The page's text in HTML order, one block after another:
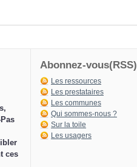
ces
Abonnez-vous(RSS)
Les ressources
Les prestataires
Les communes
Qui sommes-nous ?
Sur la toile
Les usagers